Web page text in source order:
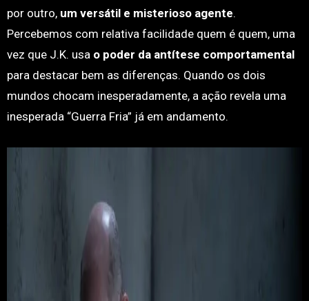
por outro, um versátil e misterioso agente.
Percebemos com relativa facilidade quem é quem, uma
vez que J.K. usa o poder da antítese comportamental
para destacar bem as diferenças. Quando os dois
mundos chocam inesperadamente, a ação revela uma
inesperada “Guerra Fria” já em andamento.